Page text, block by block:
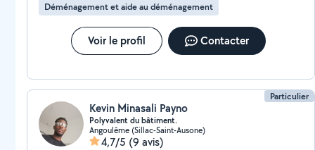
Déménagement et aide au déménagement
Voir le profil Contacter
Particulier
Kevin Minasali Payno
Polyvalent du bâtiment.
Angoulême (Sillac-Saint-Ausone)
4,7/5 (9 avis)